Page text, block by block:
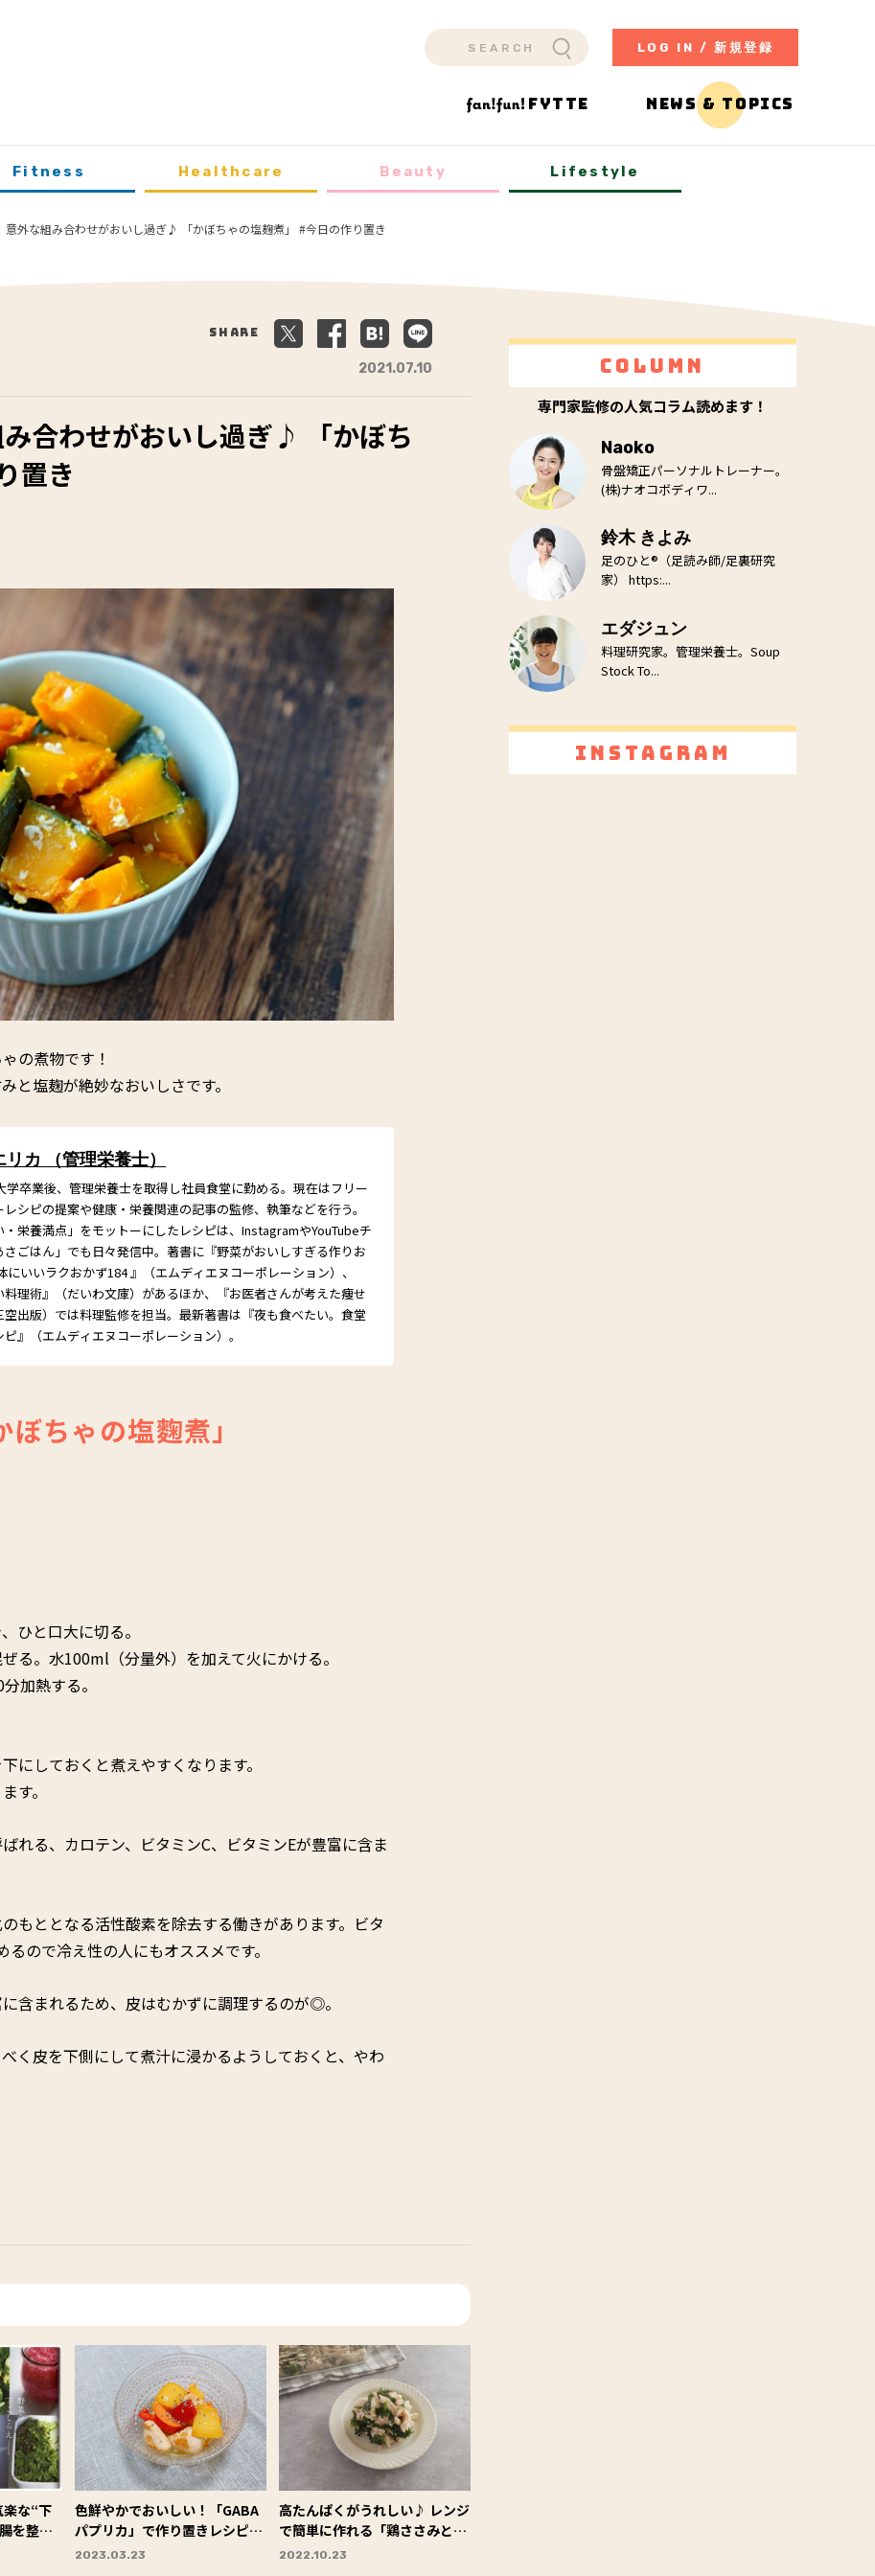
LOG IN / 新規登録
FYTTE NEWS & TOPICS
Fitness Healthcare Beauty Lifestyle
意外な組み合わせがおいし過ぎ♪ 「かぼちゃの塩麹煮」 #今日の作り置き
2021.07.10
合わせがおいし過ぎ♪ 「かぼち
置き
Share
の煮物です！
と塩麹が絶妙なおいしさです。
リカ （管理栄養士）
学卒業後、管理栄養士を取得し社員食堂に勤める。現在はフリー
シピの提案や健康・栄養関連の記事の監修、執筆などを行う。
・栄養満点」をモットーにしたレシピは、InstagramやYouTubeチ
さごはん」でも日々発信中。著書に『野菜がおいしすぎる作りお
にいいラクおかず184 』（エムディエヌコーポレーション）、
料理術』（だいわ文庫）があるほか、『お医者さんが考えた痩せ
空出版）では料理監修を担当。最新著書は『夜も食べたい。食堂
』（エムディエヌコーポレーション）。
ちゃの塩麴煮」
ひと口大に切る。
る。水100ml（分量外）を加えて火にかける。
加熱する。
にしておくと煮えやすくなります。
す。
れる、カロテン、ビタミンC、ビタミンEが豊富に含ま
もととなる活性酸素を除去する働きがあります。ビタ
ので冷え性の人にもオススメです。
含まれるため、皮はむかずに調理するのが◎。
く皮を下側にして煮汁に浸かるようしておくと、やわ
楽な“下
を整え
【料理
色鮮やかでおいしい！「GABA
パプリカ」で作り置きレシピに
挑戦！#Omezaトーク
2023.03.23
高たんぱくがうれしい♪ レンジ
で簡単に作れる「鶏ささみとわ
かめのごま和え」 #今日の作り
2022.10.23
Column
専門家監修の人気コラム読めます！
Naoko
骨盤矯正パーソナルトレーナー。
(株)ナオコボディワ...
鈴木 きよみ
足のひと®（足読み師/足裏研究
家） https:...
エダジュン
料理研究家。管理栄養士。Soup
Stock To...
Instagram